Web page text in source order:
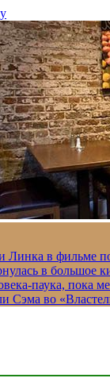
Линка в фильме
в большое
паука,
Сэма во